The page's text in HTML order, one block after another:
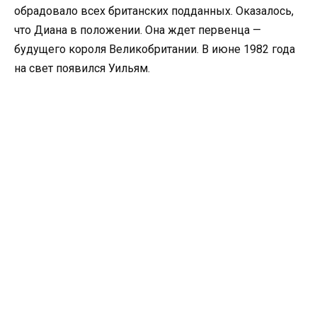
обрадовало всех британских подданных. Оказалось,
что Диана в положении. Она ждет первенца —
будущего короля Великобритании. В июне 1982 года
на свет появился Уильям.